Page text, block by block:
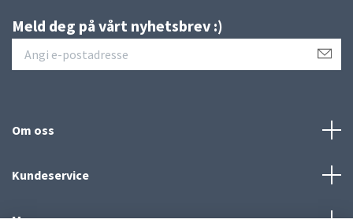
Meld deg på vårt nyhetsbrev :)
Om oss
Kundeservice
Meny